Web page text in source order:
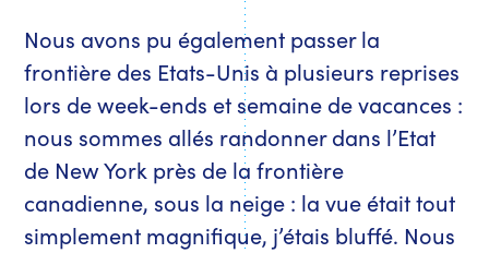
Nous avons pu également passer la
frontière des Etats-Unis à plusieurs reprises
lors de week-ends et semaine de vacances :
nous sommes allés randonner dans l’Etat
de New York près de la frontière
canadienne, sous la neige : la vue était tout
simplement magnifique, j’étais bluffé. Nous